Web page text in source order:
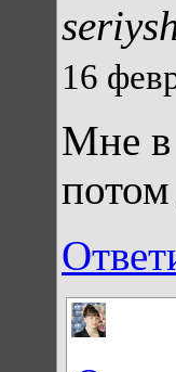
16
Мне в
потом